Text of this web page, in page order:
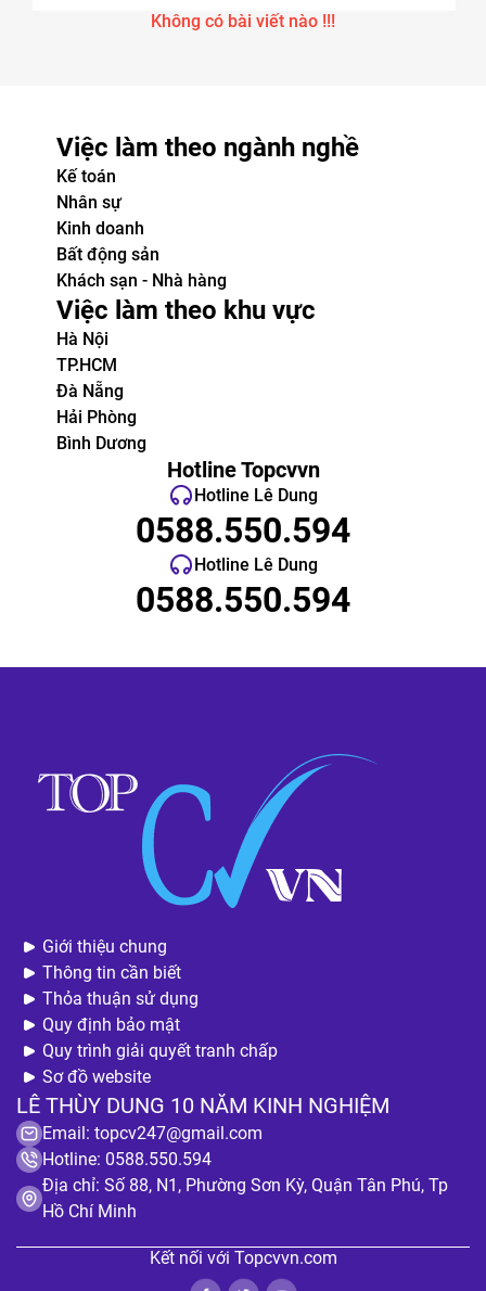
Không có bài viết nào !!!
Việc làm theo ngành nghề
Kế toán
Nhân sự
Kinh doanh
Bất động sản
Khách sạn - Nhà hàng
Việc làm theo khu vực
Hà Nội
TP.HCM
Đà Nẵng
Hải Phòng
Bình Dương
Hotline Topcvvn
Hotline Lê Dung
0588.550.594
Hotline Lê Dung
0588.550.594
Giới thiệu chung
Thông tin cần biết
Thỏa thuận sử dụng
Quy định bảo mật
Quy trình giải quyết tranh chấp
Sơ đồ website
LÊ THÙY DUNG 10 NĂM KINH NGHIỆM
Email: topcv247@gmail.com
Hotline: 0588.550.594
Địa chỉ: Số 88, N1, Phường Sơn Kỳ, Quận Tân Phú, Tp
Hồ Chí Minh
Kết nối với Topcvvn.com